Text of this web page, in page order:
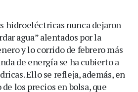
hidroeléctricas nunca dejaron
agua” alentados por la
y lo corrido de febrero más
de energía se ha cubierto a
Ello se refleja, además, en
los precios en bolsa, que